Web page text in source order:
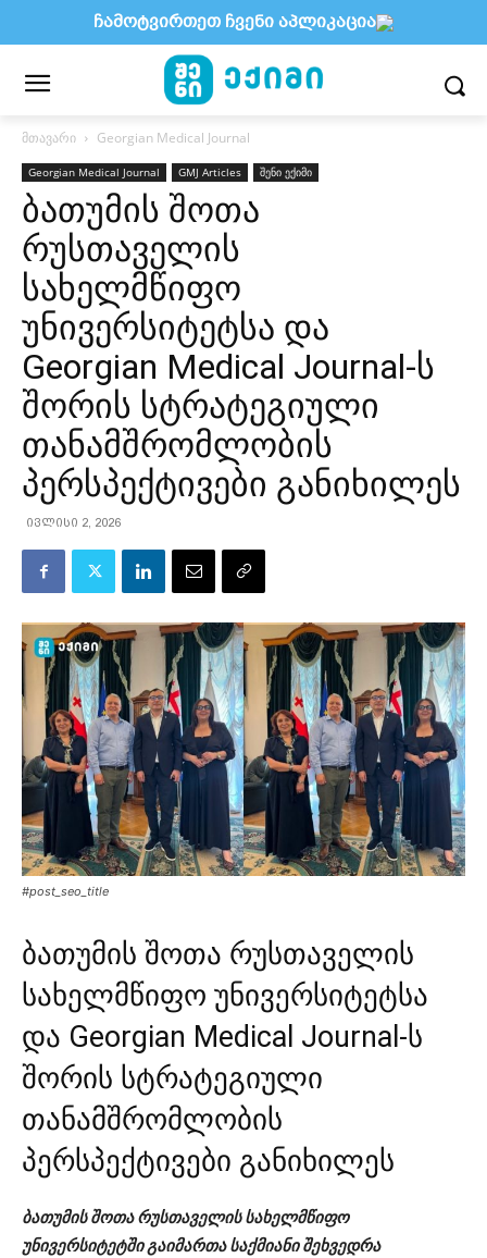
მთავარი Georgian Medical Journal
Georgian Medical Journal GMJ Articles შენი ექიმი
ბათუმის შოთა
რუსთაველის
სახელმწიფო
უნივერსიტეტსა და
Georgian Medical Journal-ს
შორის სტრატეგიული
თანამშრომლობის
პერსპექტივები განიხილეს
ივლისი 2, 2026
#post_seo_title
ბათუმის შოთა რუსთაველის
სახელმწიფო უნივერსიტეტსა
და Georgian Medical Journal-ს
შორის სტრატეგიული
თანამშრომლობის
პერსპექტივები განიხილეს
ბათუმის შოთა რუსთაველის სახელმწიფო
უნივერსიტეტში გაიმართა საქმიანი შეხვედრა
ჩამოტვირთეთ ჩვენი აპლიკაცია